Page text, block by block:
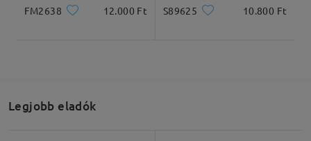
FM2638 12.000 Ft S89625 10.800 Ft
Legjobb eladók